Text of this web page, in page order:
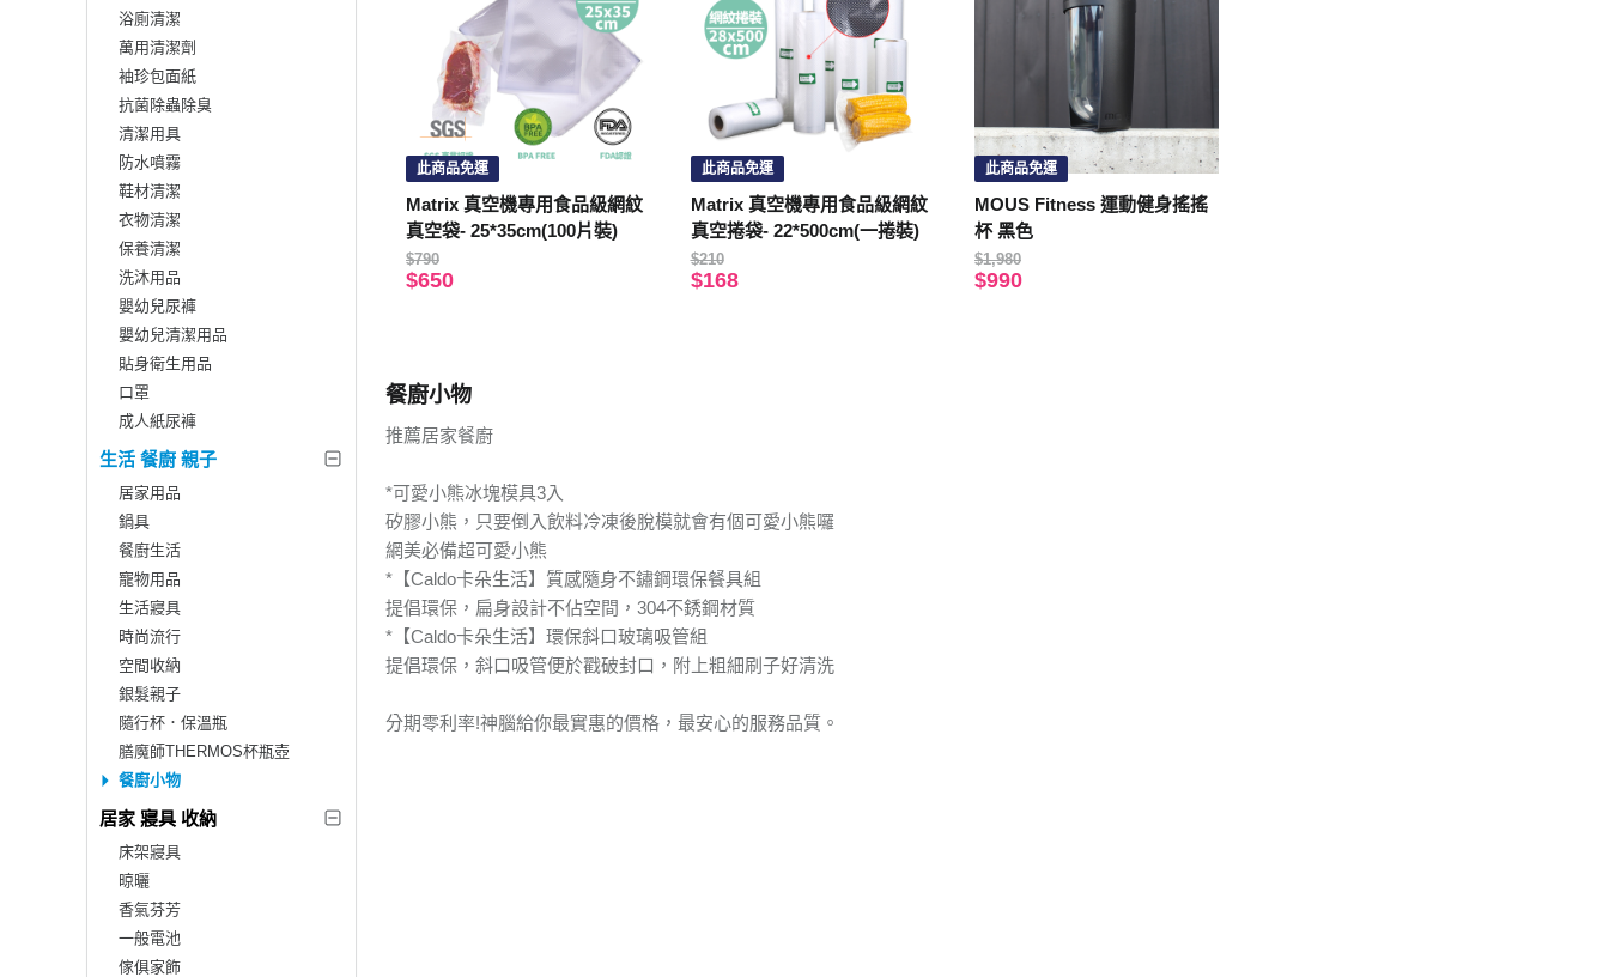
浴廁清潔
萬用清潔劑
袖珍包面紙
抗菌除蟲除臭
清潔用具
防水噴霧
鞋材清潔
衣物清潔
保養清潔
洗沐用品
嬰幼兒尿褲
嬰幼兒清潔用品
貼身衛生用品
口罩
成人紙尿褲
生活 餐廚 親子
居家用品
鍋具
餐廚生活
寵物用品
生活寢具
時尚流行
空間收納
銀髮親子
隨行杯．保溫瓶
膳魔師THERMOS杯瓶壺
餐廚小物
居家 寢具 收納
床架寢具
晾曬
香氣芬芳
一般電池
傢俱家飾
此商品免運
Matrix 真空機專用食品級網紋
真空袋- 25*35cm(100片裝)
$790
$650
此商品免運
Matrix 真空機專用食品級網紋
真空捲袋- 22*500cm(一捲裝)
$210
$168
此商品免運
MOUS Fitness 運動健身搖搖
杯 黑色
$1,980
$990
餐廚小物
推薦居家餐廚
*可愛小熊冰塊模具3入
矽膠小熊，只要倒入飲料冷凍後脫模就會有個可愛小熊囉
網美必備超可愛小熊
*【Caldo卡朵生活】質感隨身不鏽鋼環保餐具組
提倡環保，扁身設計不佔空間，304不銹鋼材質
*【Caldo卡朵生活】環保斜口玻璃吸管組
提倡環保，斜口吸管便於戳破封口，附上粗細刷子好清洗
分期零利率!神腦給你最實惠的價格，最安心的服務品質。